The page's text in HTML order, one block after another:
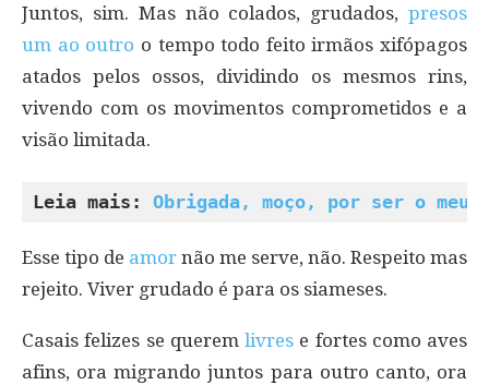
Juntos, sim. Mas não colados, grudados, presos
um ao outro o tempo todo feito irmãos xifópagos
atados pelos ossos, dividindo os mesmos rins,
vivendo com os movimentos comprometidos e a
visão limitada.
Leia mais: Obrigada, moço, por ser o meu
Esse tipo de amor não me serve, não. Respeito mas
rejeito. Viver grudado é para os siameses.
Casais felizes se querem livres e fortes como aves
afins, ora migrando juntos para outro canto, ora